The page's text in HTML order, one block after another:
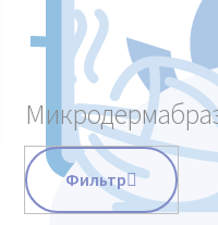
Аппараты
Фильтр